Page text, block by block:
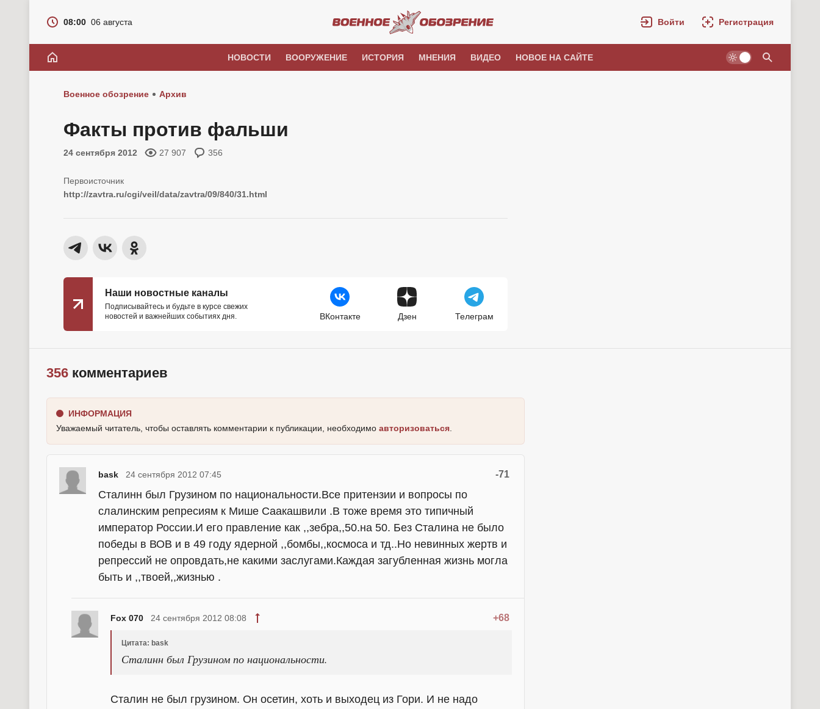
08:00 06 августа Войти Регистрация
НОВОСТИ ВООРУЖЕНИЕ ИСТОРИЯ МНЕНИЯ ВИДЕО НОВОЕ НА САЙТЕ
Военное обозрение Архив
Факты против фальши
24 сентября 2012 27 907 356
http://zavtra.ru/cgi/veil/data/zavtra/09/840/31.html
Наши новостные каналы
Подписывайтесь и будьте в курсе свежих
новостей и важнейших событиях дня.
ВКонтакте Дзен Телеграм
356 комментариев
ИНФОРМАЦИЯ
Уважаемый читатель, чтобы оставлять комментарии к публикации, необходимо авторизоваться
bask -71
24 сентября 2012 07:45
Сталинн был Грузином по национальности.Все притензии и вопросы по
слалинским репресиям к Мише Саакашвили .В тоже время это типичный
император России.И его правление как ,,зебра,,50.на 50. Без Сталина не было
победы в ВОВ и в 49 году ядерной ,,бомбы,,космоса и тд..Но невинных жертв и
репрессий не опровдать,не какими заслугами.Каждая загубленная жизнь могла
быть и ,,твоей,,жизнью .
Fox 070 +68
24 сентября 2012 08:08
Цитата: bask
Сталинн был Грузином по национальности.
Сталин не был грузином. Он осетин, хоть и выходец из Гори. И не надо